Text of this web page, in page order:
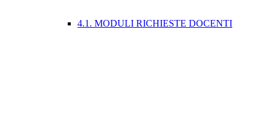
4.1. MODULI RICHIESTE DOCENTI